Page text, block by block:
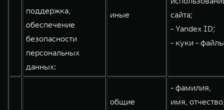
поддержка,
обеспечение
безопасности
персональных
данных:
иные
сайта;
- Yandex ID;
- куки -
общие
- фамилия,
имя,